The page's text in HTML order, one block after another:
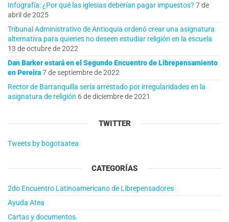
Infografía: ¿Por qué las iglesias deberían pagar impuestos? 7 de
abril de 2025
Tribunal Administrativo de Antioquia ordenó crear una asignatura
alternativa para quienes no deseen estudiar religión en la escuela
13 de octubre de 2022
Dan Barker estará en el Segundo Encuentro de Librepensamiento
en Pereira7 de septiembre de 2022
Rector de Barranquilla sería arrestado por irregularidades en la
asignatura de religión 6 de diciembre de 2021
TWITTER
Tweets by bogotaatea
CATEGORÍAS
2do Encuentro Latinoamericano de Librepensadores
Ayuda Atea
Cartas y documentos.